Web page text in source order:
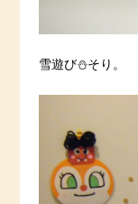
雪遊び⛄そり。